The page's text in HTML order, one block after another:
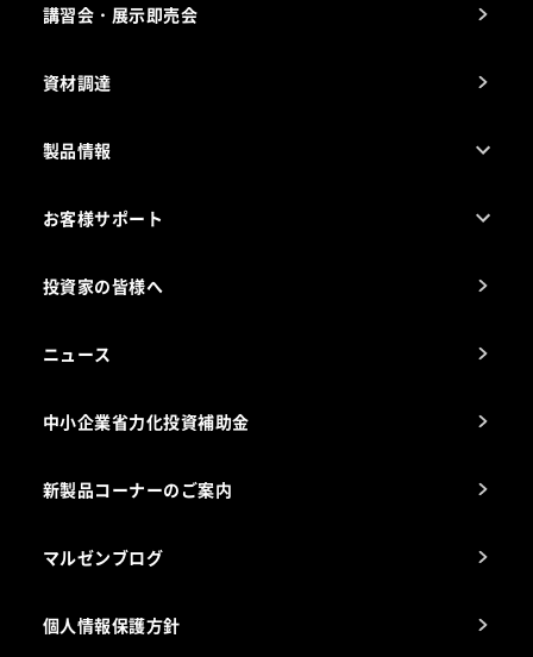
事業所一覧
講習会・展示即売会
資材調達
製品情報
電気・ガス別厨房機器
お客様サポート
アフターサービスお問合せ先
海外出店をご検討のお客様へ
投資家の皆様へ
ニュース
中小企業省力化投資補助金
新製品コーナーのご案内
マルゼンブログ
個人情報保護方針